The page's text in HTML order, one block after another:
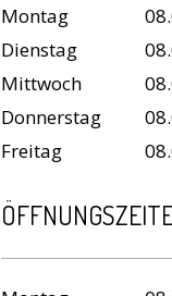
Wochentag
Montag
Dienstag
Mittwoch
Donnerstag
Freitag